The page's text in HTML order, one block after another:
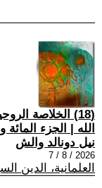
(18) الخلاصة
الله | الجزء المائة
نيل دونالد والش
2026 / 8 / 7
العلمانية، الدين